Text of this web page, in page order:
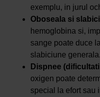
exemplu, in jurul
Oboseala si
hemoglobina si,
sange poate duce
slabiciune generala.
Dispnee
oxigen poate
special la efort sau